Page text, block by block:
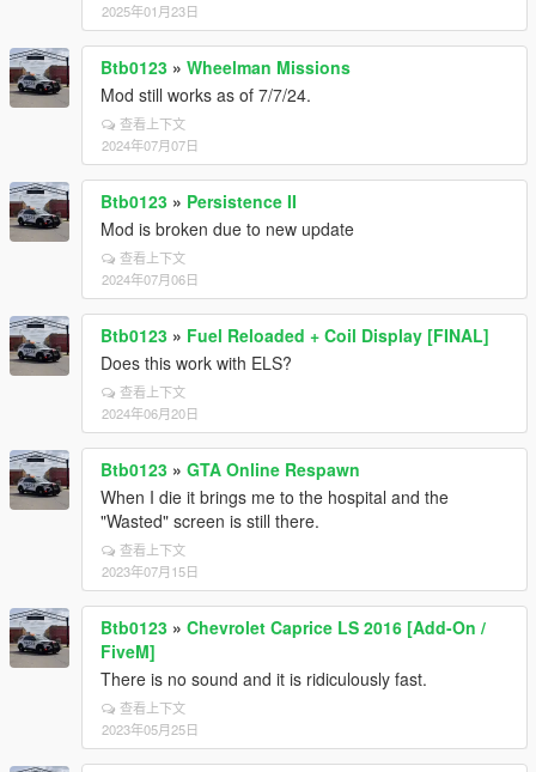
2025年01月23日
Btb0123 » Wheelman Missions
Mod still works as of 7/7/24.
查看上下文
2024年07月07日
Btb0123 » Persistence II
Mod is broken due to new update
查看上下文
2024年07月06日
Btb0123 » Fuel Reloaded + Coil Display [FINAL]
Does this work with ELS?
查看上下文
2024年06月20日
Btb0123 » GTA Online Respawn
When I die it brings me to the hospital and the
"Wasted" screen is still there.
查看上下文
2023年07月15日
Btb0123 » Chevrolet Caprice LS 2016 [Add-On /
FiveM]
There is no sound and it is ridiculously fast.
查看上下文
2023年05月25日